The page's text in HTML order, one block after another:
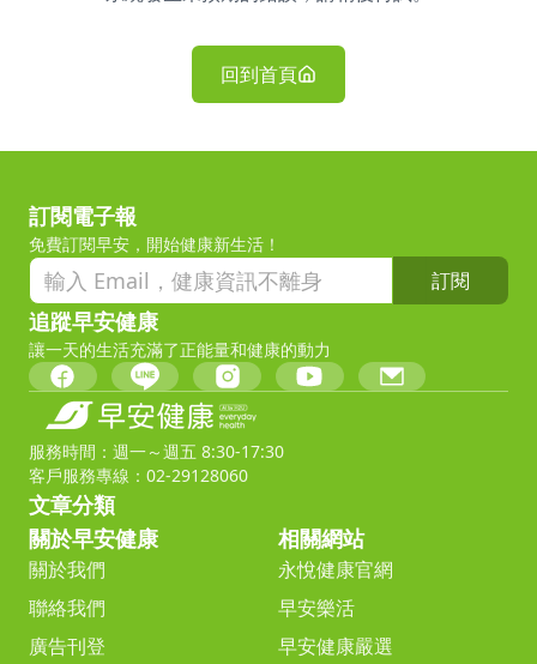
回到首頁
訂閱電子報
免費訂閱早安，開始健康新生活！
訂閱
追蹤早安健康
讓一天的生活充滿了正能量和健康的動力
服務時間：週一～週五 8:30-17:30
客戶服務專線：02-29128060
文章分類
關於早安健康
關於我們
聯絡我們
廣告刊登
相關網站
永悅健康官網
早安樂活
早安健康嚴選